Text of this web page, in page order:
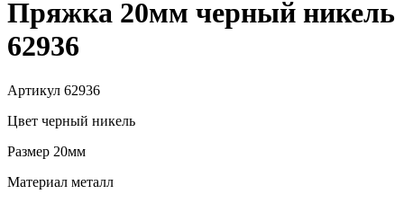
Пряжка 20мм черный никель
62936
Артикул 62936
Цвет черный никель
Размер 20мм
Материал металл